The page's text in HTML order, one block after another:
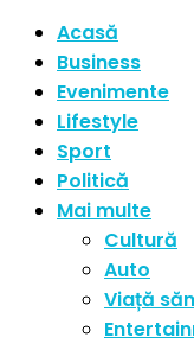
Acasă
Business
Evenimente
Lifestyle
Sport
Politică
Mai multe
Cultură
Auto
Viață